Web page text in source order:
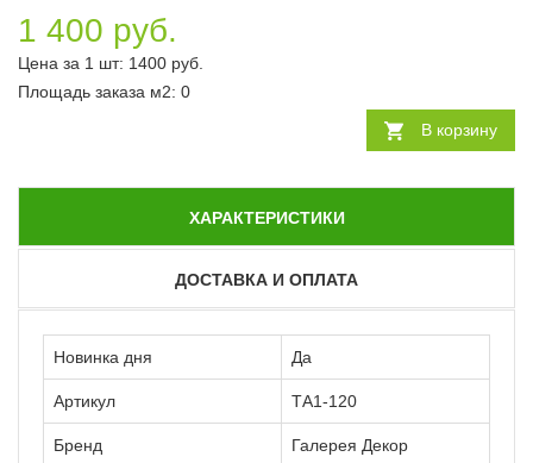
1 400 руб.
Цена за 1 шт: 1400 руб.
Площадь заказа м2: 0
В корзину
ХАРАКТЕРИСТИКИ
ДОСТАВКА И ОПЛАТА
Новинка дня Да
Артикул ТА1-120
Бренд Галерея Декор